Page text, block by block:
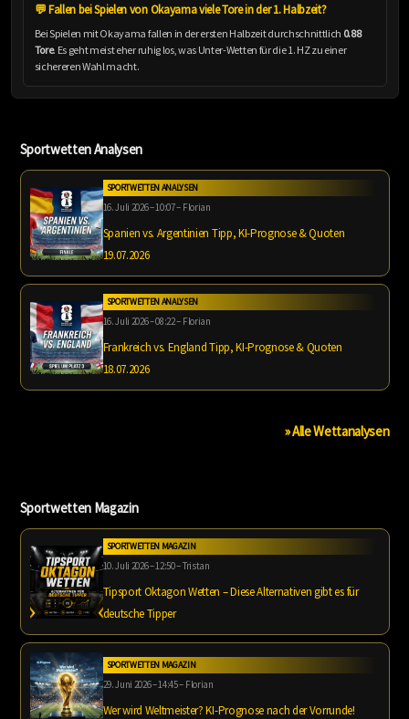
💬 Fallen bei Spielen von Okayama viele Tore in der 1. Halbzeit?
Bei Spielen mit Okayama fallen in der ersten Halbzeit durchschnittlich 0.88
Tore. Es geht meist eher ruhig los, was Unter-Wetten für die 1. HZ zu einer
sichereren Wahl macht.
Sportwetten Analysen
SPORTWETTEN ANALYSEN
16. Juli 2026 – 10:07 – Florian
Spanien vs. Argentinien Tipp, KI-Prognose & Quoten
19.07.2026
SPORTWETTEN ANALYSEN
16. Juli 2026 – 08:22 – Florian
Frankreich vs. England Tipp, KI-Prognose & Quoten
18.07.2026
» Alle Wettanalysen
Sportwetten Magazin
SPORTWETTEN MAGAZIN
10. Juli 2026 – 12:50 – Tristan
Tipsport Oktagon Wetten – Diese Alternativen gibt es für
deutsche Tipper
SPORTWETTEN MAGAZIN
29. Juni 2026 – 14:45 – Florian
Wer wird Weltmeister? KI-Prognose nach der Vorrunde!